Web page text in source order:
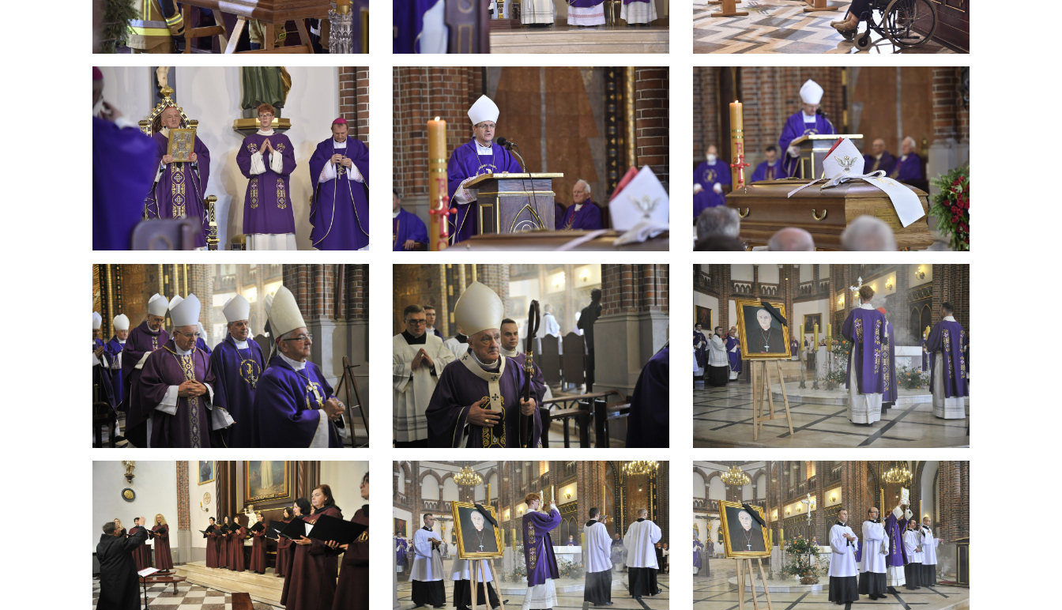
Z głębokim żalem żegnam dzisiaj wielkiego syna Kościoła i polskiego Narodu ? śp. księdza arcybiskupa Henryka Hosera. Po wieczną nagrodę odszedł wspaniały człowiek sumienia
i świadek wiary, bez reszty oddany swojej posłudze. W jego osobie straciliśmy wybitnego orędownika wartości chrześcijańskich i patriotycznych, obrońcę godności każdego
człowieka, praw rodziny oraz etycznych podstaw ładu społecznego zakorzenionego w dziedzictwie europejskiej christianitas.
Dziękujemy za odważne i mądre przewodnictwo w nauczaniu o wartości życia i o godności człowieka. Szczególnie za podtrzymywanie i rozwój kultu maryjnego na tych ziemiach.
Maryja ma szczególne miejsce w tej części naszej Ojczyzny. Także konkatedra pw. Matki Bożej Zwycięskiej jaśnieje od Twoich czasów nowym blaskiem. Pozostawiasz rozbudzone
pragnienia, aby duszpasterstwo rodzin i małżeństw było prawdziwie na pierwszym miejscu. Obiecujemy dalszą wytrwałą realizację Twoich zamierzeń. Położyłeś nam na sercu
sprawy misyjne Kościoła, a nasza placówka misyjna w Sierra Leone to dla nas bardzo cenna sprawa, ale także zadanie. Szczególnie jesteśmy Ci wdzięczni za Sanktuarium
w Ostrówku. Nabyłeś tamtejsze posiadłości, gdzie prawie 100 lat temu do wstąpienia do zgromadzenia przygotowywała się Helenka Kowalska ? św. Siostra Faustyna. [?] Czcigodny
Nasz Pasterzu! Nie wszystko da się wypowiedzieć. W swojej doczesności zostajesz przecież z nami. Za taką testamentalną decyzję bardzo Ci dziękujemy. [?] Czuwaj nad nami! Jezu
Miłosierny, Matko Zwycięska, tutejsi patronowie przygarnijcie naszego brata Henryka do nieba!